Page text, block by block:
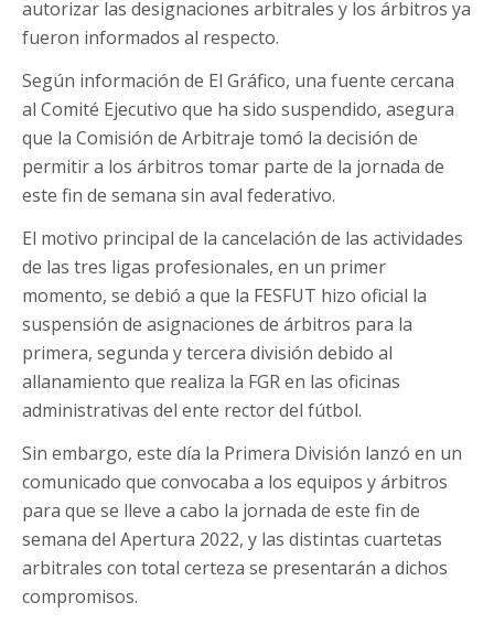
autorizar las designaciones arbitrales y los árbitros ya
fueron informados al respecto.
Según información de El Gráfico, una fuente cercana
al Comité Ejecutivo que ha sido suspendido, asegura
que la Comisión de Arbitraje tomó la decisión de
permitir a los árbitros tomar parte de la jornada de
este fin de semana sin aval federativo.
El motivo principal de la cancelación de las actividades
de las tres ligas profesionales, en un primer
momento, se debió a que la FESFUT hizo oficial la
suspensión de asignaciones de árbitros para la
primera, segunda y tercera división debido al
allanamiento que realiza la FGR en las oficinas
administrativas del ente rector del fútbol.
Sin embargo, este día la Primera División lanzó en un
comunicado que convocaba a los equipos y árbitros
para que se lleve a cabo la jornada de este fin de
semana del Apertura 2022, y las distintas cuartetas
arbitrales con total certeza se presentarán a dichos
compromisos.